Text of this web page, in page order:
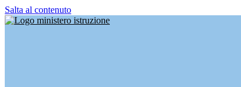
Salta al contenuto